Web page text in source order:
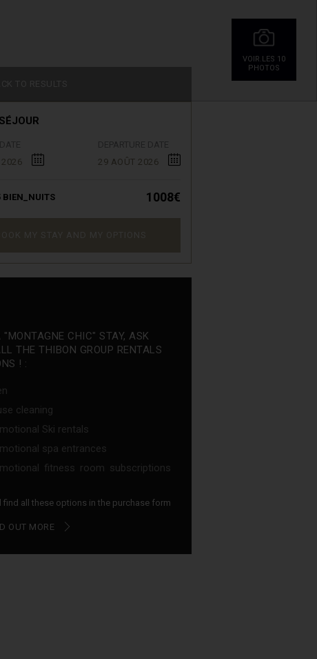
VOIR.LES 10
PHOTOS
2026
29 AOÛT 2026
BIEN_NUITS 1008€
"MONTAGNE CHIC" STAY, ASK
THE THIBON GROUP RENTALS
! :
cleaning
Ski rentals
spa entrances
fitness room subscriptions
find all these options in the purchase form
OUT MORE